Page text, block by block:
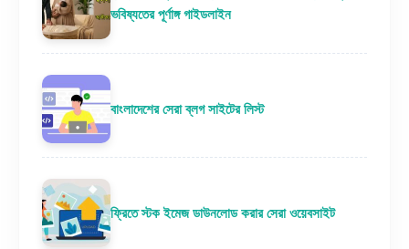
ভবিষ্যতের পূর্ণাঙ্গ গাইডলাইন
বাংলাদেশের সেরা ব্লগ সাইটের লিস্ট
ফ্রিতে স্টক ইমেজ ডাউনলোড করার সেরা ওয়েবসাইট